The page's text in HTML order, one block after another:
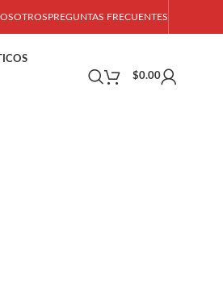
PREGUNTAS FRECUENTES
$0.00